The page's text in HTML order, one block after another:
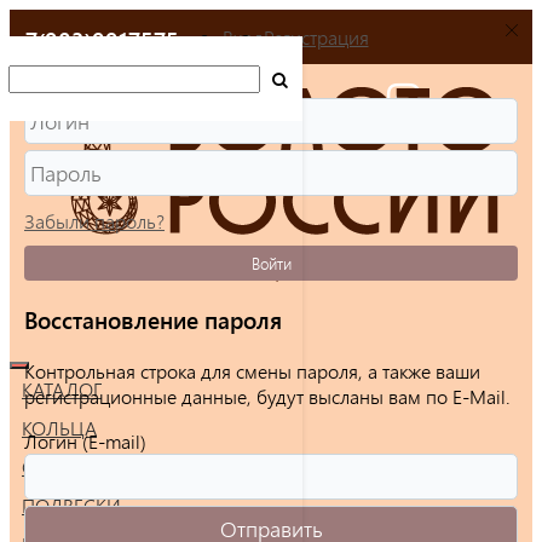
+7(903)9917575
КАТАЛОГ
КОЛЬЦА
СЕРЬГИ
ПОДВЕСКИ
ВходРегистрация
Забыли пароль?
Войти
Восстановление пароля
Контрольная строка для смены пароля, а также ваши
регистрационные данные, будут высланы вам по E-Mail.
Логин (E-mail)